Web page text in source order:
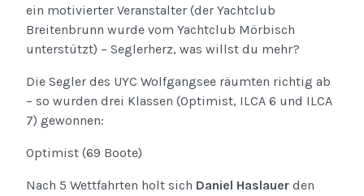
ein motivierter Veranstalter (der Yachtclub
Breitenbrunn wurde vom Yachtclub Mörbisch
unterstützt) – Seglerherz, was willst du mehr?
Die Segler des UYC Wolfgangsee räumten richtig ab
– so wurden drei Klassen (Optimist, ILCA 6 und ILCA
7) gewonnen:
Optimist (69 Boote)
Nach 5 Wettfahrten holt sich Daniel Haslauer den